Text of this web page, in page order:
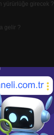
yürürlüğe girecek ?
gelir ?